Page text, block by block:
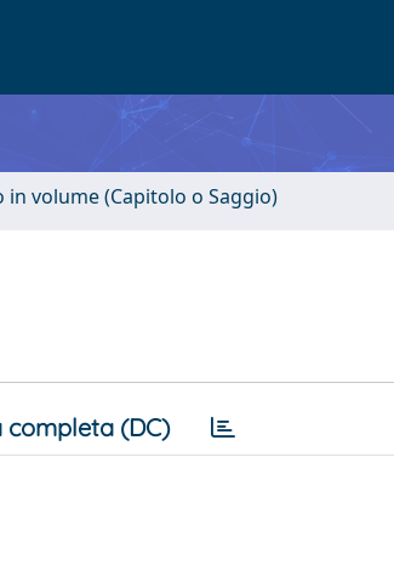
in volume (Capitolo o Saggio)
completa (DC)